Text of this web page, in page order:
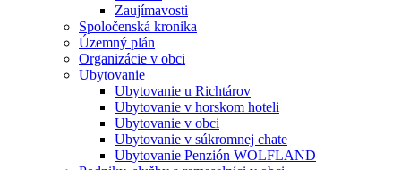
Zaujímavosti
Spoločenská kronika
Územný plán
Organizácie v obci
Ubytovanie
Ubytovanie u Richtárov
Ubytovanie v horskom hoteli
Ubytovanie v obci
Ubytovanie v súkromnej chate
Ubytovanie Penzión WOLFLAND